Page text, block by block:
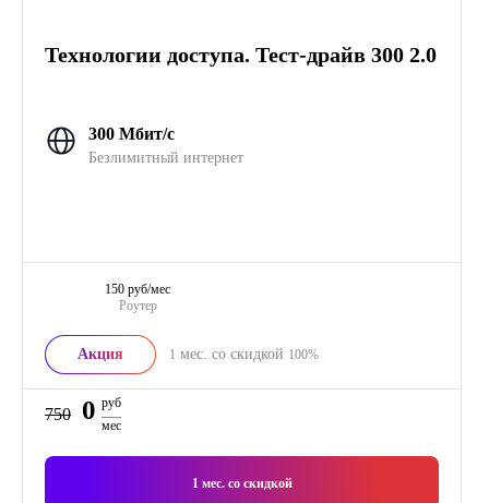
Технологии доступа. Тест-драйв 300 2.0
300 Мбит/с
Безлимитный интернет
Роутер
150 руб/мес
Акция 1 мес. со скидкой 100%
750 0 руб
мес
1мес. со скидкой